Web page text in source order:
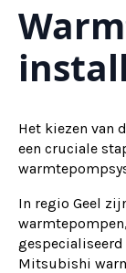
Het kiezen van
een cruciale
In regio Geel
Mitsubishi